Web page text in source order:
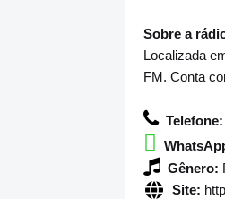
Sobre a
Localizada
FM. Conta
Telefone:
Gênero:
Site: